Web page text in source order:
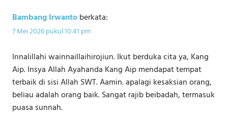
Bambang Irwantoberkata:
7 Mei 2026 pukul 10:41 pm
Innalillahi wainnaillaihirojiun. Ikut berduka cita ya, Kang
Aip. Insya Allah Ayahanda Kang Aip mendapat tempat
terbaik di sisi Allah SWT. Aamin. apalagi kesaksian orang,
beliau adalah orang baik. Sangat rajib beibadah, termasuk
puasa sunnah.